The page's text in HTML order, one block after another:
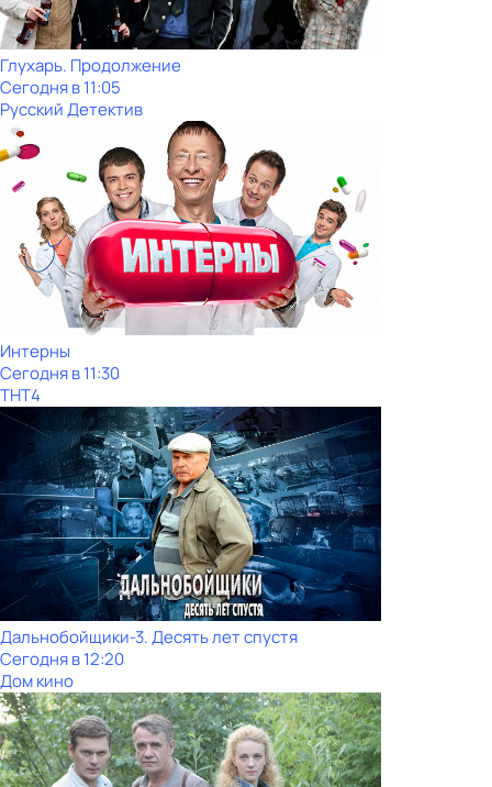
Глухарь. Продолжение
Сегодня в 11:05
Русский Детектив
Интерны
Сегодня в 11:30
ТНТ4
Дальнобойщики-3. Десять лет спустя
Сегодня в 12:20
Дом кино